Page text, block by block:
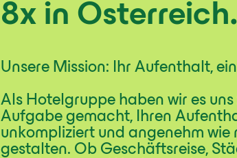
8x in Österreich.
Unsere Mission: Ihr Aufenthalt,
Als Hotelgruppe haben wir es uns
Aufgabe gemacht, Ihren
unkompliziert und angenehm wie
gestalten. Ob Geschäftsreise,